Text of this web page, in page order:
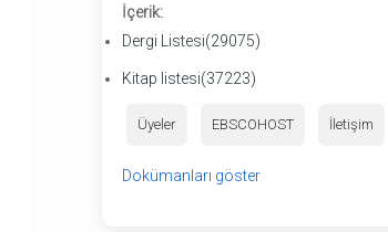
İçerik:
Dergi Listesi(29075)
Kitap listesi(37223)
Üyeler EBSCOHOST İletişim
Dokümanları göster